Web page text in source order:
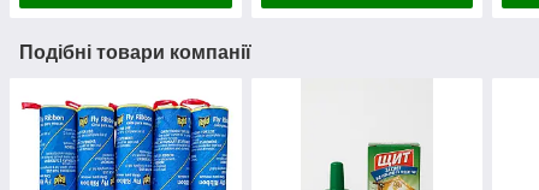
Подібні товари компанії